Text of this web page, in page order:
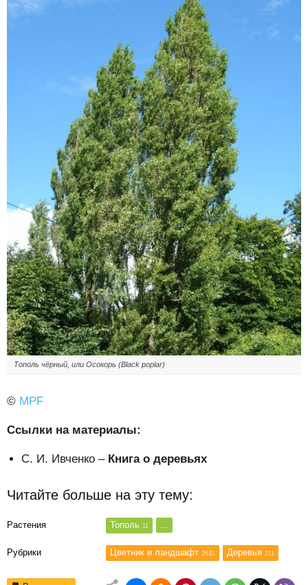
Тополь чёрный, или Осокорь (Black poplar)
© MPF
Ссылки на материалы:
С. И. Ивченко – Книга о деревьях
Читайте больше на эту тему:
Растения Тополь 11 ...
Рубрики Цветник и ландшафт 2631 Деревья 211